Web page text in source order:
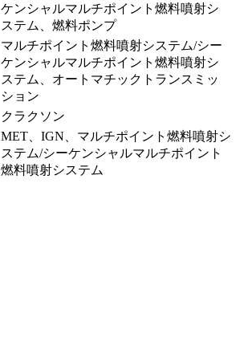
ケンシャルマルチポイント燃料噴射シ
ステム、燃料ポンプ
マルチポイント燃料噴射システム/シー
ケンシャルマルチポイント燃料噴射シ
ステム、オートマチックトランスミッ
ション
クラクソン
MET、IGN、マルチポイント燃料噴射シ
ステム/シーケンシャルマルチポイント
燃料噴射システム